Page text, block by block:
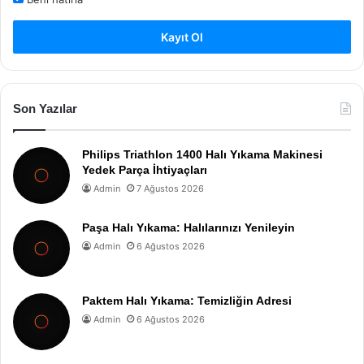
Kayıt Ol
Son Yazılar
Philips Triathlon 1400 Halı Yıkama Makinesi
Yedek Parça İhtiyaçları
Admin 7 Ağustos 2026
Paşa Halı Yıkama: Halılarınızı Yenileyin
Admin 6 Ağustos 2026
Paktem Halı Yıkama: Temizliğin Adresi
Admin 6 Ağustos 2026